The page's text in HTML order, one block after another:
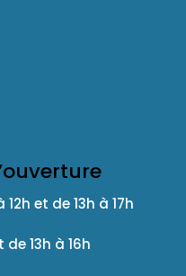
et de 13h à 17h
13h à 16h